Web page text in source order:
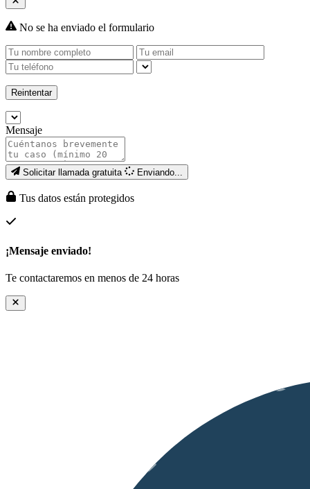
No se ha enviado el formulario
Reintentar
Mensaje
Solicitar llamada gratuita Enviando...
Tus datos están protegidos
¡Mensaje enviado!
Te contactaremos en menos de 24 horas